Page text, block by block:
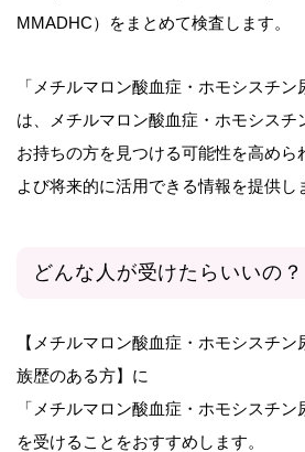
MMADHC）をまとめて検査します。
「メチルマロン酸血症・ホモシスチン
は、メチルマロン酸血症・ホモシスチ
お持ちの方を見つける可能性を高めら
よび将来的に活用できる情報を提供し
どんな人が受けたらいいの？
【メチルマロン酸血症・ホモシスチ
族歴のある方】に
「メチルマロン酸血症・ホモシスチン
を受けることをおすすめします。